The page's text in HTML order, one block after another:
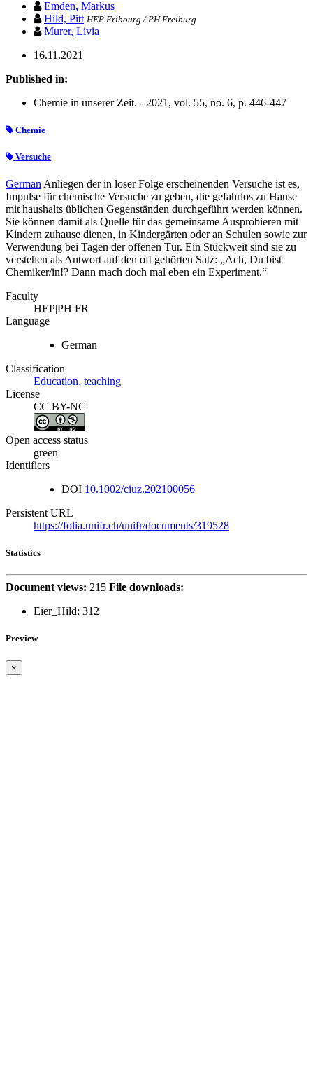
Emden, Markus
Hild, Pitt HEP Fribourg / PH Freiburg
Murer, Livia
16.11.2021
Published in:
Chemie in unserer Zeit. - 2021, vol. 55, no. 6, p. 446-447
Chemie
Versuche
German Anliegen der in loser Folge erscheinenden Versuche ist es,
Impulse für chemische Versuche zu geben, die gefahrlos zu Hause
mit haushalts üblichen Gegenständen durchgeführt werden können.
Sie können damit als Quelle für das gemeinsame Ausprobieren mit
Kindern zuhause dienen, in Kindergärten oder an Schulen sowie zur
Verwendung bei Tagen der offenen Tür. Ein Stückweit sind sie zu
verstehen als Antwort auf den oft gehörten Satz: „Ach, Du bist
Chemiker/in!? Dann mach doch mal eben ein Experiment.“
Faculty
HEP|PH FR
Language
German
Classification
Education, teaching
License
CC BY-NC
Open access status
green
Identifiers
DOI 10.1002/ciuz.202100056
Persistent URL
https://folia.unifr.ch/unifr/documents/319528
Statistics
Document views: 215 File downloads:
Eier_Hild: 312
Preview
×